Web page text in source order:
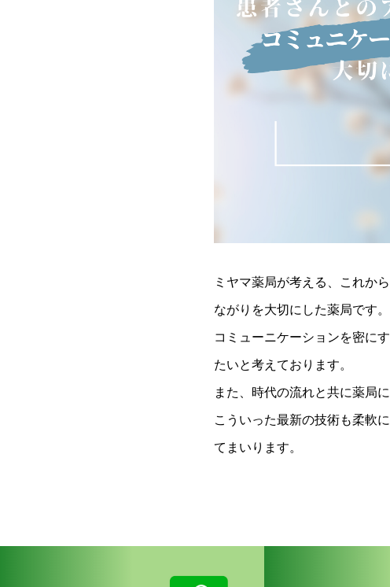
ミヤマ薬局が考える、これか
ながりを大切にした薬局です。
コミューニケーションを密に
たいと考えております。
また、時代の流れと共に薬局
こういった最新の技術も柔軟
てまいります。